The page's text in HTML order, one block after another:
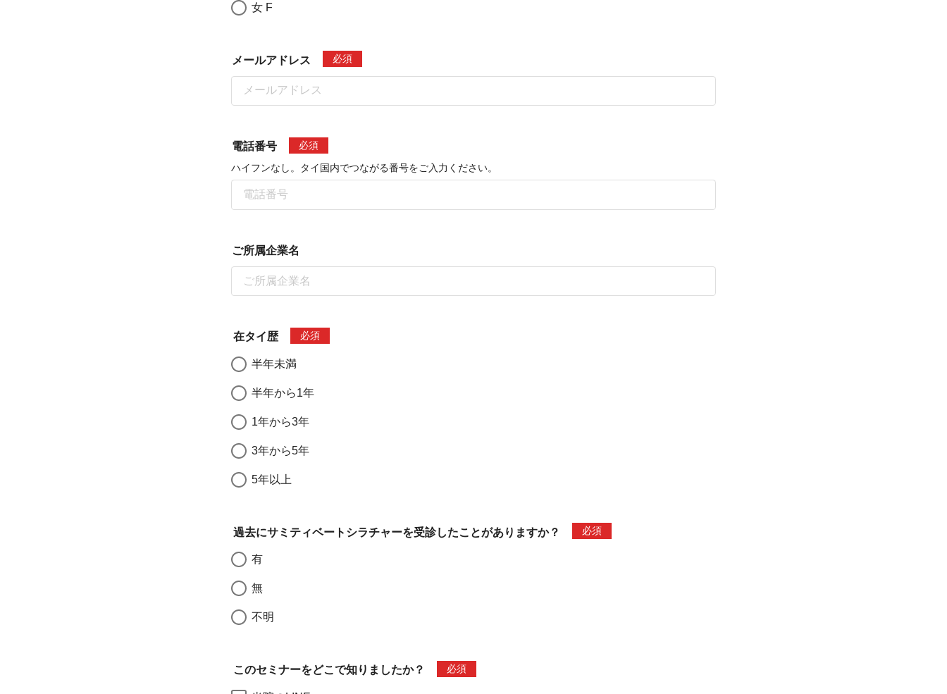
女 F
メールアドレス 必須
電話番号 必須
ハイフンなし。タイ国内でつながる番号をご入力ください。
ご所属企業名
在タイ歴 必須
半年未満
半年から1年
1年から3年
3年から5年
5年以上
過去にサミティベートシラチャーを受診したことがありますか？ 必須
有
無
不明
このセミナーをどこで知りましたか？ 必須